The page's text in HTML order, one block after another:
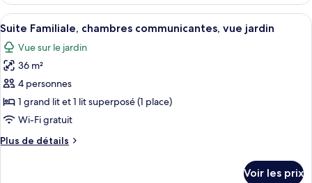
terrasse
(6
p)
type
de
chambre
Suite
Familiale,
terrasse
(6
p)
Afficher
toutes
les
photos
pour
ce
type
chambre :
Une chambre à coucher avec un
5
Suite Familiale, chambres communicantes, vue jardin
Vue sur le jardin
36 m²
4 personnes
1 grand lit et 1 lit superposé (1 place)
Wi-Fi gratuit
Plus de détails
Plus
Voir les prix